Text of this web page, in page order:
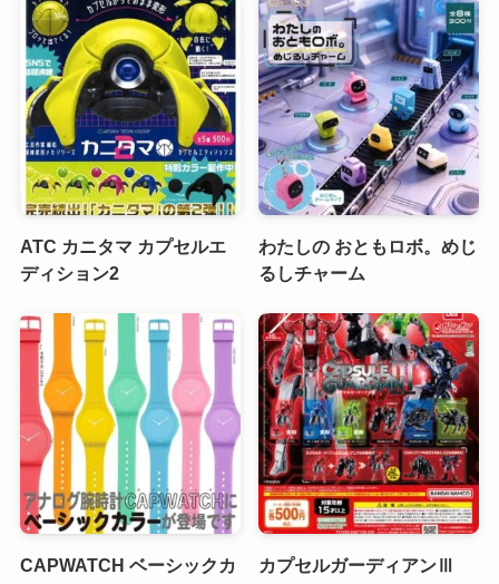
ATC カニタマ カプセルエ
ディション2
わたしの おともロボ。めじ
るしチャーム
CAPWATCH ベーシックカ
カプセルガーディアンⅢ